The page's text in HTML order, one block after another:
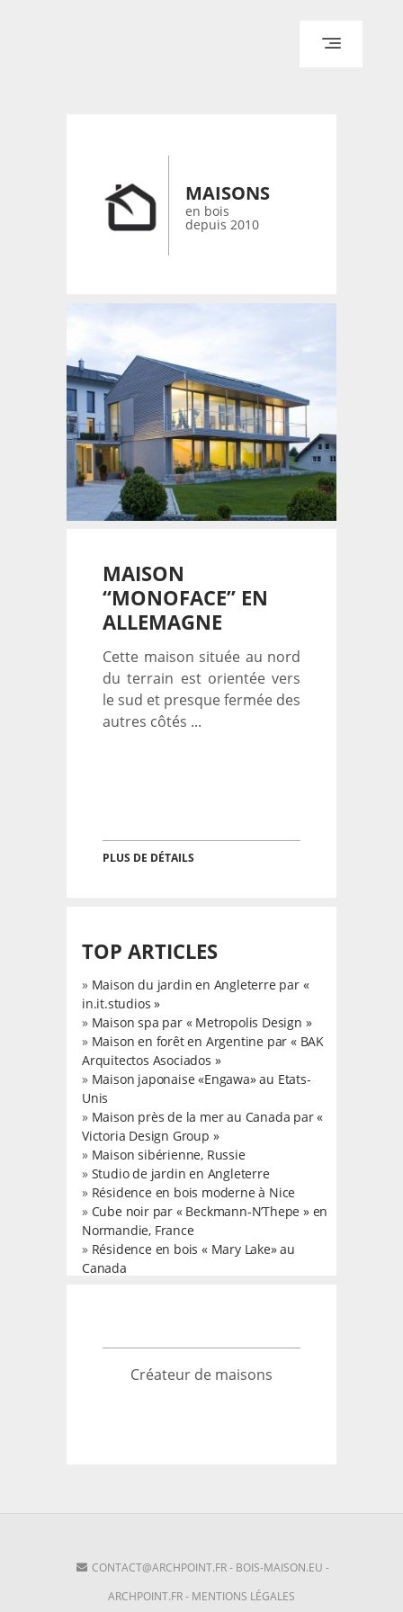
CONTACT
MAISONS
en bois
depuis 2010
MAISON
“MONOFACE” EN
ALLEMAGNE
Cette maison située au nord
du terrain est orientée vers
le sud et presque fermée des
autres côtés ...
PLUS DE DÉTAILS
TOP ARTICLES
» Maison du jardin en Angleterre par «
in.it.studios »
» Maison spa par « Metropolis Design »
» Maison en forêt en Argentine par « BAK
Arquitectos Asociados »
» Maison japonaise «Engawa» au Etats-
Unis
» Maison près de la mer au Canada par «
Victoria Design Group »
» Maison sibérienne, Russie
» Studio de jardin en Angleterre
» Résidence en bois moderne à Nice
» Cube noir par « Beckmann-N’Thepe » en
Normandie, France
» Résidence en bois « Mary Lake» au
Canada
Créateur de maisons
CONTACT@ARCHPOINT.FR- BOIS-MAISON.EU -
ARCHPOINT.FR- MENTIONS LÉGALES